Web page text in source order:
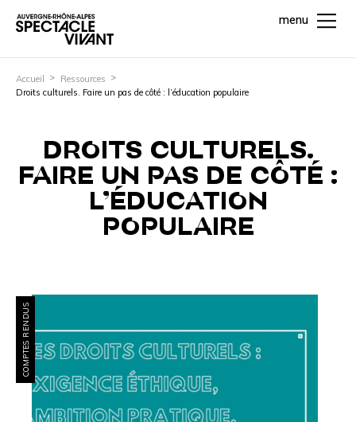
menu
Accueil
Ressources
Droits culturels. Faire un pas de côté : l’éducation populaire
DROITS CULTURELS.
FAIRE UN PAS DE CÔTÉ :
L’ÉDUCATION
POPULAIRE
COMPTES RENDUS